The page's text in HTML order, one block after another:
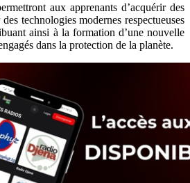
aux apprenants d’acquérir des
technologies modernes respectueuses
ainsi à la formation d’une nouvelle
dans la protection de la planète.